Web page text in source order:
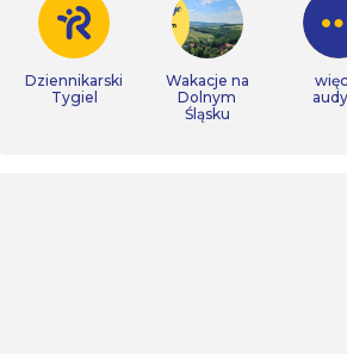
Dziennikarski
Tygiel
Wakacje na
Dolnym
Śląsku